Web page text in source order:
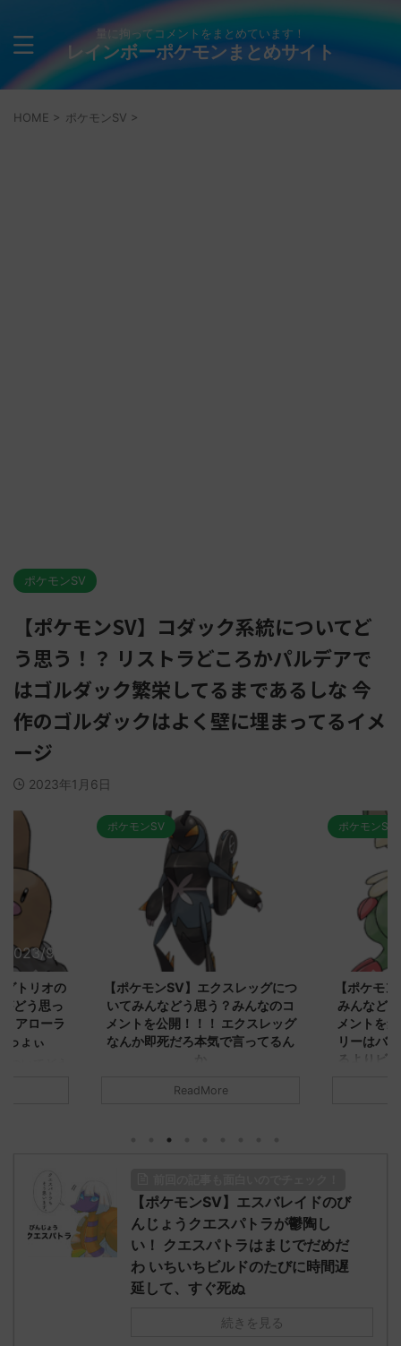
量に拘ってコメントをまとめています！
レインボーポケモンまとめサイト
HOME > ポケモンSV >
ポケモンSV
【ポケモンSV】コダック系統についてど
う思う！？ リストラどころかパルデアで
はゴルダック繁栄してるまであるしな 今
作のゴルダックはよく壁に埋まってるイメ
ージ
2023年1月6日
2023/9/8
トリオの
どう思っ
アローラ
っょぃ
リージョ
ただダグト
0702
ポケモンSV
【ポケモンSV】エクスレッグにつ
いてみんなどう思う？みんなのコ
メントを公開！！！ エクスレッグ
なんか即死だろ本気で言ってるん
か
う思ってる？ 初めの記事 元のス
01:07:00.69ID:oUI00NrJ0 エクスレ
ッグヘルムかっこいいから助かる 名
無しさん0971 0971 名無しさん、君に
決めた！ (ﾜｯﾁｮｲW b524-NwUu)
2023/06/28(水 ...
ReadMore
ポケモンSV
【ポケモ
みんなど
メントを
リーはバ
るよりビ
2023/06/
たラウドボ
しさん0624
【ポケモンSV】エスバレイドのび
んじょうクエスパトラが鬱陶し
い！ クエスパトラはまじでだめだ
わ いちいちビルドのたびに時間遅
延して、すぐ死ぬ
続きを見る